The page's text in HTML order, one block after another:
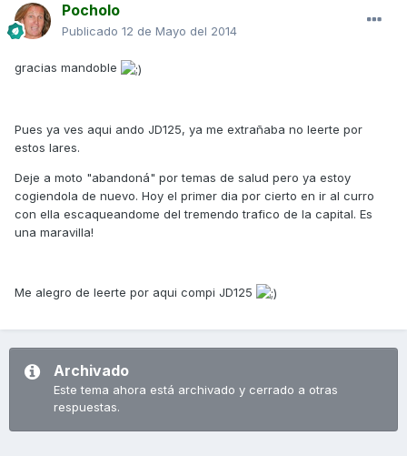
Pocholo
Publicado 12 de Mayo del 2014
gracias mandoble
Pues ya ves aqui ando JD125, ya me extrañaba no leerte por
estos lares.
Deje a moto "abandoná" por temas de salud pero ya estoy
cogiendola de nuevo. Hoy el primer dia por cierto en ir al curro
con ella escaqueandome del tremendo trafico de la capital. Es
una maravilla!
Me alegro de leerte por aqui compi JD125
Archivado
Este tema ahora está archivado y cerrado a otras
respuestas.